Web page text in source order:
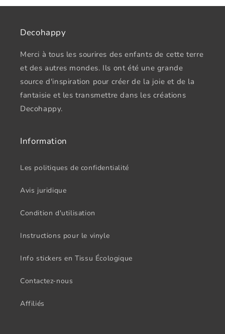
Decohappy
Merci à tous les sourires des enfants de cette terre
et des autres mondes. Ils ont été une grande
source d'inspiration pour créer de la joie et de la
fantaisie et les transmettre dans les créations
Decohappy.
Information
Les politiques de confidentialité
Avis juridique
Condition d'utilisation
Instructions pour le vinyle
Info stickers en Tissu Écologique
Contactez-nous
Affiliés